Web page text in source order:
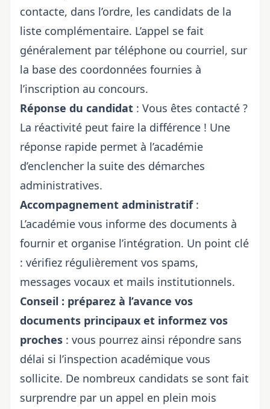
contacte, dans l’ordre, les candidats de la
liste complémentaire. L’appel se fait
généralement par téléphone ou courriel, sur
la base des coordonnées fournies à
l’inscription au concours.
Réponse du candidat : Vous êtes contacté ?
La réactivité peut faire la différence ! Une
réponse rapide permet à l’académie
d’enclencher la suite des démarches
administratives.
Accompagnement administratif:
L’académie vous informe des documents à
fournir et organise l’intégration. Un point clé
: vérifiez régulièrement vos spams,
messages vocaux et mails institutionnels.
Conseil : préparez à l’avance vos
documents principaux et informez vos
proches : vous pourrez ainsi répondre sans
délai si l’inspection académique vous
sollicite. De nombreux candidats se sont fait
surprendre par un appel en plein mois